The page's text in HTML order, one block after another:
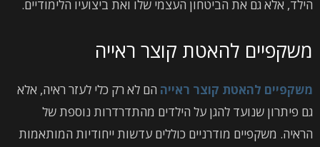
הילד, אלא גם את הביטחון העצמי שלו ואת ביצועיו הלימודיים.
משקפיים להאטת קוצר ראייה
משקפיים להאטת קוצר ראייה הם לא רק כלי לעזר ראיה, אלא
גם פיתרון שנועד להגן על הילדים מהתדרדרות נוספת של
הראיה. משקפיים מודרניים כוללים עדשות ייחודיות המותאמות